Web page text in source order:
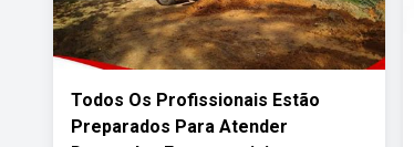
Todos Os Profissionais Estão
Preparados Para Atender